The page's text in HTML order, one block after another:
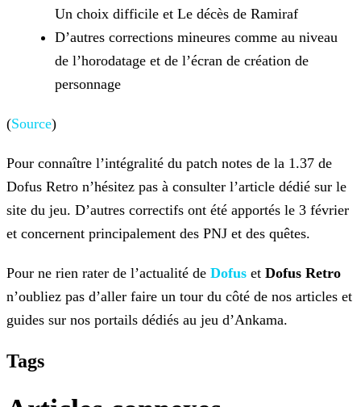
Un choix difficile et Le décès de Ramiraf
D’autres corrections mineures comme au niveau
de l’horodatage et de l’écran de création de
personnage
(Source)
Pour connaître l’intégralité du patch notes de la 1.37 de
Dofus Retro n’hésitez pas à consulter l’article dédié sur le
site du jeu. D’autres correctifs ont été apportés le 3 février
et concernent principalement des PNJ et des quêtes.
Pour ne rien rater de l’actualité de Dofus et Dofus Retro
n’oubliez pas d’aller faire un tour du côté de nos articles et
guides sur nos portails dédiés au jeu d’Ankama.
Tags